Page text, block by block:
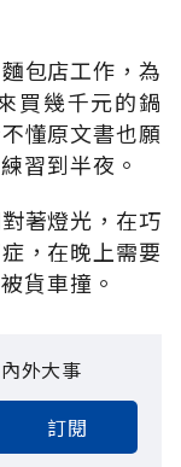
包店工作，為
買幾千元的鍋
懂原文書也願
習到半夜。
著燈光，在巧
，在晚上需要
貨車撞。
外大事
訂閱